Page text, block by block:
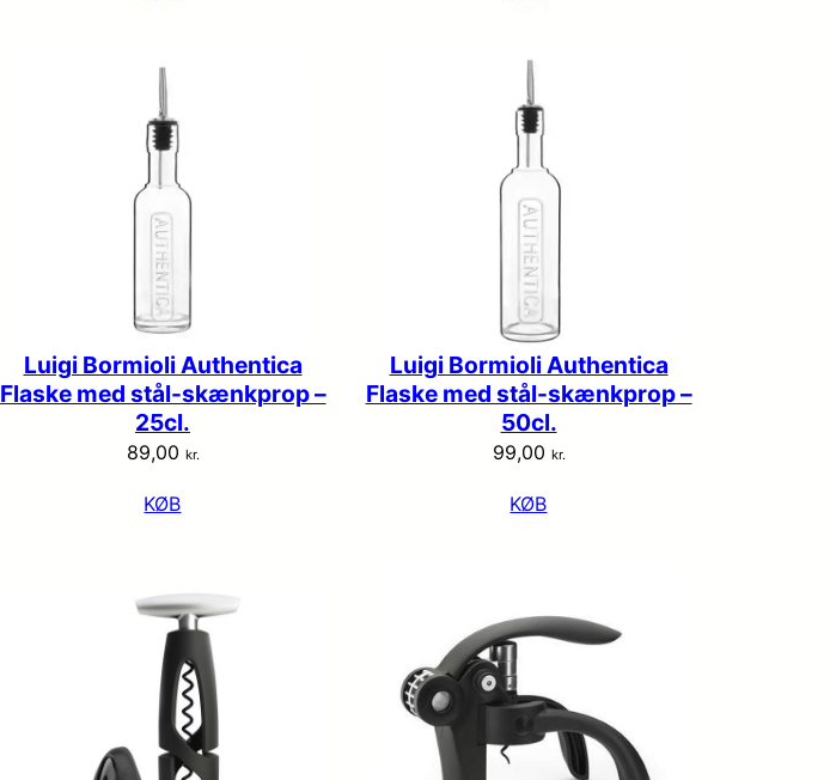
Luigi Bormioli Authentica
Flaske med stål-skænkprop –
25cl.
89,00 kr.
KØB
Luigi Bormioli Authentica
Flaske med stål-skænkprop –
50cl.
99,00 kr.
KØB